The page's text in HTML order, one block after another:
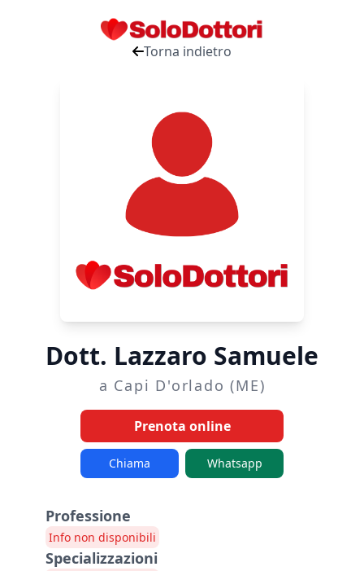
Torna indietro
Dott. Lazzaro Samuele
a Capi D'orlado (ME)
Prenota online
Chiama Whatsapp
Professione
Info non disponibili
Specializzazioni